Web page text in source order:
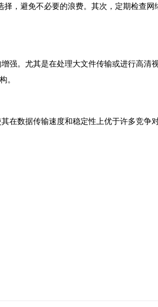
，避免不必要的浪费。其次，定期检查
强。尤其是在处理大文件传输或进行高清
。
数据传输速度和稳定性上优于许多竞争